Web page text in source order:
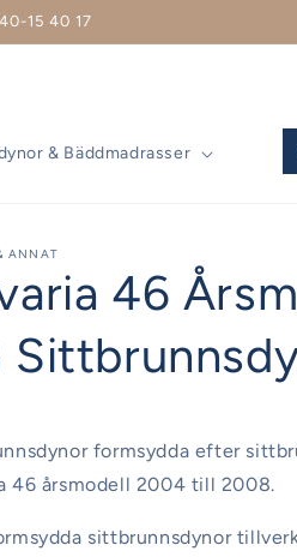
15 40 17
& Bäddmadrasser
ANNAT
46
formsydda efter
46 årsmodell 2004 till 2008.
sittbrunnsdynor